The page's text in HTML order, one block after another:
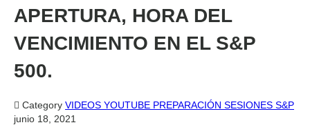
APERTURA, HORA DEL
VENCIMIENTO EN EL S&P
500.
 Category VIDEOS YOUTUBE PREPARACIÓN SESIONES S&P
junio 18, 2021